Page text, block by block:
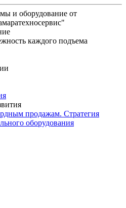
каждого подъема
продажам. Стратегия
оборудования